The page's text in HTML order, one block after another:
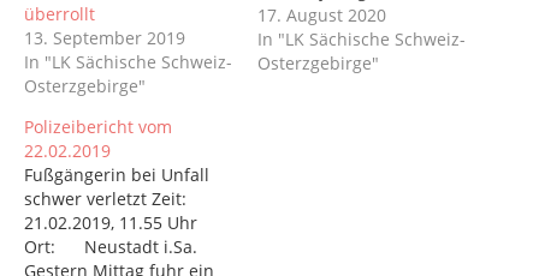
überrollt
13. September 2019
In "LK Sächische Schweiz-
Osterzgebirge"
einem Unfall auf dem
Waschhausweg verletzt
worden. Ein unbekannter
17. August 2020
In "LK Sächische Schweiz-
Osterzgebirge"
Polizeibericht vom
22.02.2019
Fußgängerin bei Unfall
schwer verletzt Zeit:
21.02.2019, 11.55 Uhr
Ort: Neustadt i.Sa.
Gestern Mittag fuhr ein